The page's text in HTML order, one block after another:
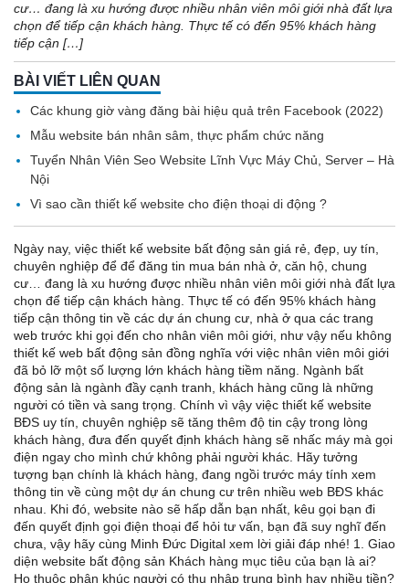
cư… đang là xu hướng được nhiều nhân viên môi giới nhà đất lựa
chọn để tiếp cận khách hàng. Thực tế có đến 95% khách hàng
tiếp cận […]
BÀI VIẾT LIÊN QUAN
Các khung giờ vàng đăng bài hiệu quả trên Facebook (2022)
Mẫu website bán nhân sâm, thực phẩm chức năng
Tuyển Nhân Viên Seo Website Lĩnh Vực Máy Chủ, Server – Hà
Nội
Vì sao cần thiết kế website cho điện thoại di động ?
Ngày nay, việc thiết kế website bất động sản giá rẻ, đẹp, uy tín,
chuyên nghiệp để để đăng tin mua bán nhà ở, căn hộ, chung
cư… đang là xu hướng được nhiều nhân viên môi giới nhà đất lựa
chọn để tiếp cận khách hàng. Thực tế có đến 95% khách hàng
tiếp cận thông tin về các dự án chung cư, nhà ở qua các trang
web trước khi gọi đến cho nhân viên môi giới, như vậy nếu không
thiết kế web bất động sản đồng nghĩa với việc nhân viên môi giới
đã bỏ lỡ một số lượng lớn khách hàng tiềm năng. Ngành bất
động sản là ngành đầy cạnh tranh, khách hàng cũng là những
người có tiền và sang trọng. Chính vì vậy việc thiết kế website
BĐS uy tín, chuyên nghiệp sẽ tăng thêm độ tin cậy trong lòng
khách hàng, đưa đến quyết định khách hàng sẽ nhấc máy mà gọi
điện ngay cho mình chứ không phải người khác. Hãy tưởng
tượng bạn chính là khách hàng, đang ngồi trước máy tính xem
thông tin về cùng một dự án chung cư trên nhiều web BĐS khác
nhau. Khi đó, website nào sẽ hấp dẫn bạn nhất, kêu gọi bạn đi
đến quyết định gọi điện thoại để hỏi tư vấn, bạn đã suy nghĩ đến
chưa, vậy hãy cùng Minh Đức Digital xem lời giải đáp nhé! 1. Giao
diện website bất động sản Khách hàng mục tiêu của bạn là ai?
Họ thuộc phân khúc người có thu nhập trung bình hay nhiều tiền?